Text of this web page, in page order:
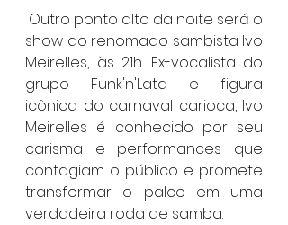
Outro ponto alto da noite será o
show do renomado sambista Ivo
Meirelles, às 21h. Ex-vocalista do
grupo Funk'n'Lata e figura
icônica do carnaval carioca, Ivo
Meirelles é conhecido por seu
carisma e performances que
contagiam o público e promete
transformar o palco em uma
verdadeira roda de samba.